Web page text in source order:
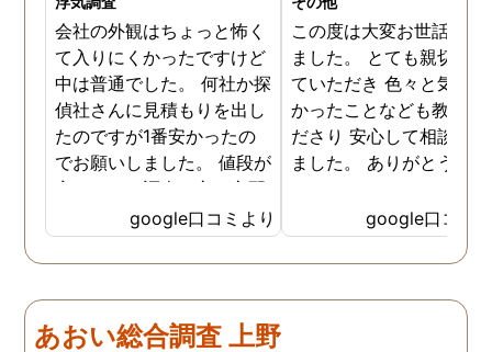
会社の外観はちょっと怖く
て入りにくかったですけど
中は普通でした。 何社か探
偵社さんに見積もりを出し
たのですが1番安かったの
でお願いしました。 値段が
安いので、調査の方が心配
でしたがしっかり浮気の証
拠を押さえて頂けました。
ありがとう御座いました。
探偵に頼む事のない人生を
歩みますね(笑)
google口コミより
この度は大変お世話にな
ました。 とても親切に
ていただき 色々と気付
かったことなども教えて
ださり 安心して相談が
ました。 ありがとうご
google口コミ
あおい総合調査 上野